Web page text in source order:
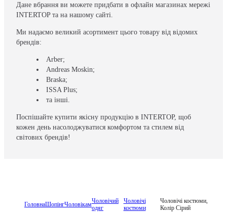
Дане вбрання ви можете придбати в офлайн магазинах мережі
INTERTOP та на нашому сайті.
Ми надаємо великий асортимент цього товару від відомих
брендів:
Arber;
Andreas Moskin;
Braska;
ISSA Plus;
та інші.
Поспішайте купити якісну продукцію в INTERTOP, щоб
кожен день насолоджуватися комфортом та стилем від
світових брендів!
ГоловнаШопінгЧоловікамЧоловічий
одяг
Чоловічі
костюми
Чоловічі костюми,
Колір Сірий